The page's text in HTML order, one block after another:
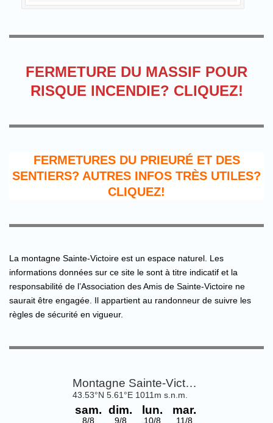
FERMETURE DU MASSIF POUR
RISQUE INCENDIE? CLIQUEZ!
FERMETURES DU PRIEURÉ ET DES
SENTIERS? AUTRES INFOS TRÈS UTILES?
CLIQUEZ!
La montagne Sainte-Victoire est un espace naturel. Les
informations données sur ce site le sont à titre indicatif et la
responsabilité de l’Association des Amis de Sainte-Victoire ne
saurait être engagée. Il appartient au randonneur de suivre les
règles de sécurité en vigueur.